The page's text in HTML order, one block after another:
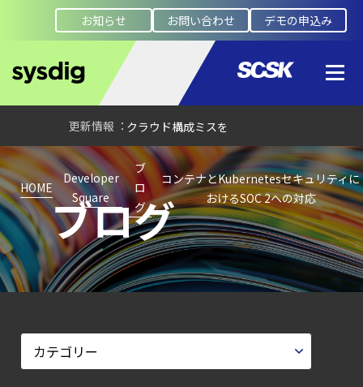
お知らせ お問い合わせ デモの申込み
Platform）とは？
クラウドワークロードを守る最新セキュリテ
CSPMとは？
クラウド構成ミスを未然に防ぐSecurity
Posture
Managementの全体像
【ブログ】CISO
のための Headless
Cloud Security
ガイド
攻撃者視点でクラウドの弱点を可視化する新
ブログ
HOME
Developer
Square
ブ
ロ
グ
コンテナとKubernetesセキュリティに
おけるSOC 2への対応